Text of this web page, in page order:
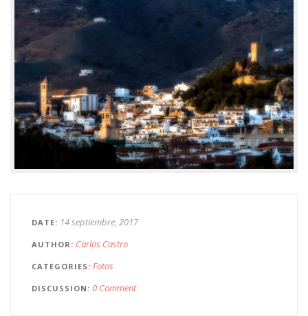
DATE 14 septiembre, 2017
AUTHOR Carlos Castro
CATEGORIES Fotos
DISCUSSION 0 Comment